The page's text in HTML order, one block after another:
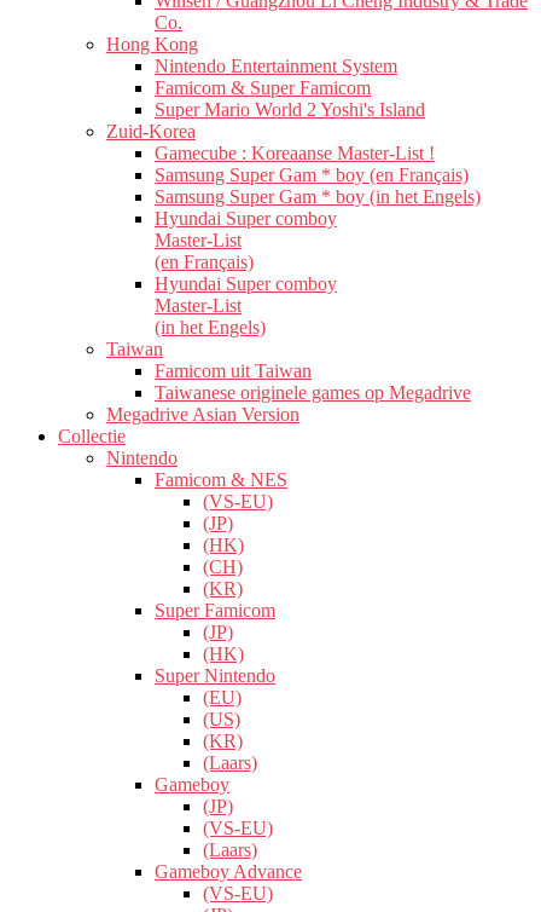
Co.
Hong Kong
Nintendo Entertainment System
Famicom & Super Famicom
Super Mario World 2 Yoshi's Island
Zuid-Korea
Gamecube : Koreaanse Master-List !
Samsung Super Gam * boy (en Français)
Samsung Super Gam * boy (in het Engels)
Hyundai Super comboy
Master-List
(en Français)
Hyundai Super comboy
Master-List
(in het Engels)
Taiwan
Famicom uit Taiwan
Taiwanese originele games op Megadrive
Megadrive Asian Version
Collectie
Nintendo
Famicom & NES
(VS-EU)
(JP)
(HK)
(CH)
(KR)
Super Famicom
(JP)
(HK)
Super Nintendo
(EU)
(US)
(KR)
(Laars)
Gameboy
(JP)
(VS-EU)
(Laars)
Gameboy Advance
(VS-EU)